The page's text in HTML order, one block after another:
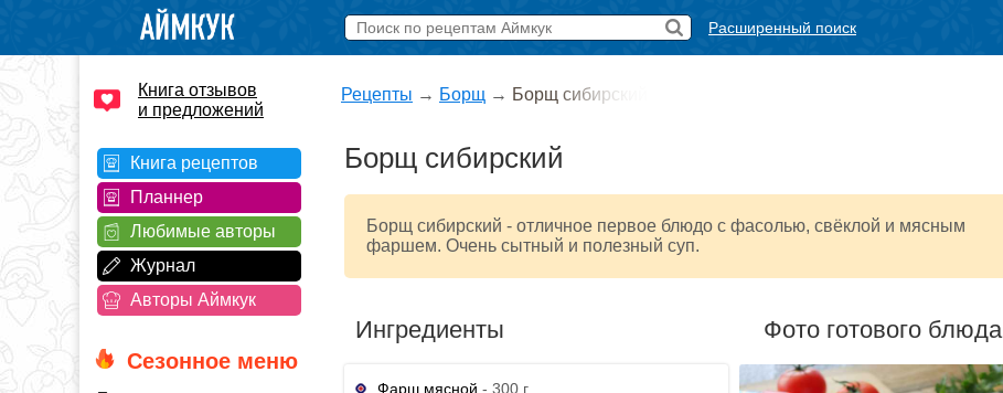
Расширенный поиск
Книга отзывов
и предложений
Книга рецептов
Планнер
Любимые авторы
Журнал
Авторы Аймкук
Сезонное меню
Рецепты → Борщ → Борщ сибирский
Борщ сибирский
Борщ сибирский - отличное первое блюдо с фасолью, свёклой и мясным
фаршем. Очень сытный и полезный суп.
Ингредиенты
Фарш мясной - 300 г
Фото готового блюда